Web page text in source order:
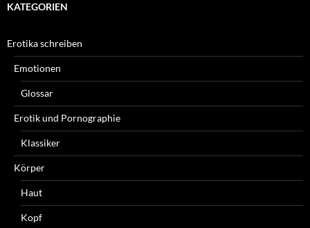
KATEGORIEN
Erotika schreiben
Emotionen
Glossar
Erotik und Pornographie
Klassiker
Körper
Haut
Kopf